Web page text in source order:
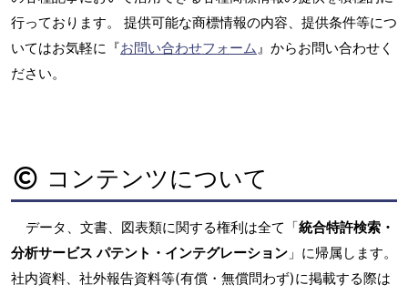
行っております。 提供可能な商標情報の内容、提供条件等につ
いてはお気軽に『お問い合わせフォーム』からお問い合わせく
ださい。
コンテンツについて
データ、文書、図表類に関する権利は全て「統合特許検索・
分析サービス パテント・インテグレーション 」に帰属します。
社内資料、社外報告資料等(有償・無償問わず)に掲載する際は